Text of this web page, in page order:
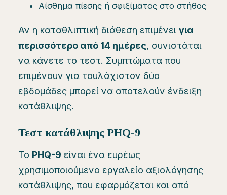
Αίσθημα πίεσης ή σφιξίματος στο στήθος
Αν η καταθλιπτική διάθεση επιμένει για
περισσότερο από 14 ημέρες, συνιστάται
να κάνετε το τεστ. Συμπτώματα που
επιμένουν για τουλάχιστον δύο
εβδομάδες μπορεί να αποτελούν ένδειξη
κατάθλιψης.
Τεστ κατάθλιψης PHQ-9
Το PHQ-9 είναι ένα ευρέως
χρησιμοποιούμενο εργαλείο αξιολόγησης
κατάθλιψης, που εφαρμόζεται και από